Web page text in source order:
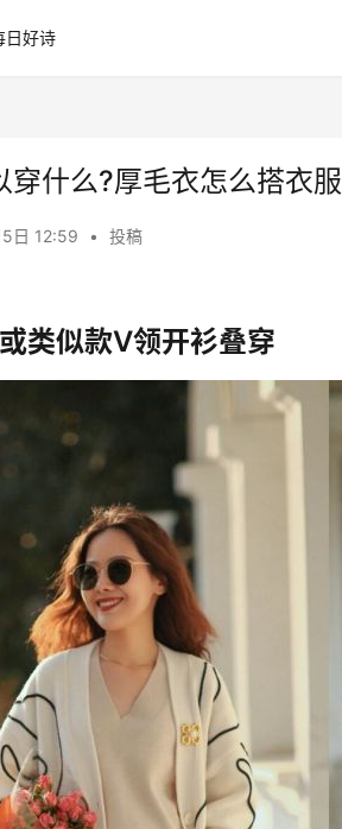
日好诗
穿什么?厚毛衣怎么搭衣服
日 12:59 • 投稿
类似款V领开衫叠穿